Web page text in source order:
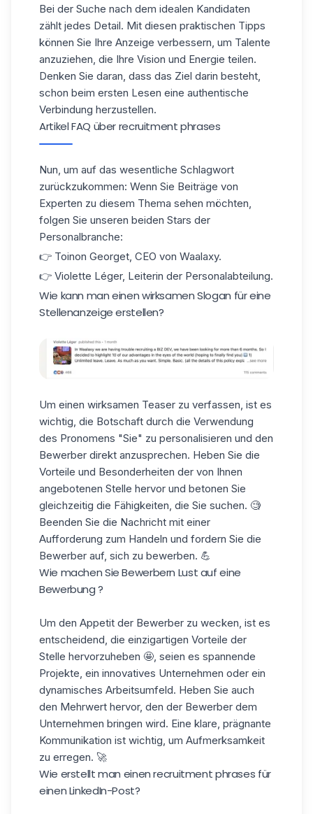
Bei der Suche nach dem idealen Kandidaten
zählt jedes Detail. Mit diesen praktischen Tipps
können Sie Ihre Anzeige verbessern, um Talente
anzuziehen, die Ihre Vision und Energie teilen.
Denken Sie daran, dass das Ziel darin besteht,
schon beim ersten Lesen eine authentische
Verbindung herzustellen.
Artikel FAQ über recruitment phrases
Nun, um auf das wesentliche Schlagwort
zurückzukommen: Wenn Sie Beiträge von
Experten zu diesem Thema sehen möchten,
folgen Sie unseren beiden Stars der
Personalbranche:
👉 Toinon Georget, CEO von Waalaxy.
👉 Violette Léger, Leiterin der Personalabteilung.
Wie kann man einen wirksamen Slogan für eine
Stellenanzeige erstellen?
Um einen wirksamen Teaser zu verfassen, ist es
wichtig, die Botschaft durch die Verwendung
des Pronomens "Sie" zu personalisieren und den
Bewerber direkt anzusprechen. Heben Sie die
Vorteile und Besonderheiten der von Ihnen
angebotenen Stelle hervor und betonen Sie
gleichzeitig die Fähigkeiten, die Sie suchen. 🧐
Beenden Sie die Nachricht mit einer
Aufforderung zum Handeln und fordern Sie die
Bewerber auf, sich zu bewerben. 💪
Wie machen Sie Bewerbern Lust auf eine
Bewerbung ?
Um den Appetit der Bewerber zu wecken, ist es
entscheidend, die einzigartigen Vorteile der
Stelle hervorzuheben 🤩, seien es spannende
Projekte, ein innovatives Unternehmen oder ein
dynamisches Arbeitsumfeld. Heben Sie auch
den Mehrwert hervor, den der Bewerber dem
Unternehmen bringen wird. Eine klare, prägnante
Kommunikation ist wichtig, um Aufmerksamkeit
zu erregen. 🚀
Wie erstellt man einen recruitment phrases für
einen LinkedIn-Post?